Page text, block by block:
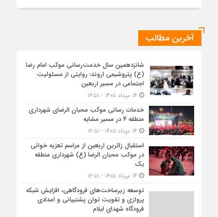
آخرین مطالب
شانزدهمین سال خدمت‌رسانی موکب امام رضا
(ع) پتروشیمی اروند؛ روایتی از مسئولیت
اجتماعی در مسیر اربعین
خدمات رسانی موکب محبان الرضای شهرداری
منطقه ۴ در مسیر مشایه
استقبال زائرین اربعین از مراسم تعزیه خوانی
در موکب محبان الرضا (ع) شهرداری منطقه
یک
توسعه زیرساخت‌های فرودگاهی، افزایش شبکه
پروازی و تقویت توان پشتیبانی و امدادی
فرودگاه شهدای ایلام